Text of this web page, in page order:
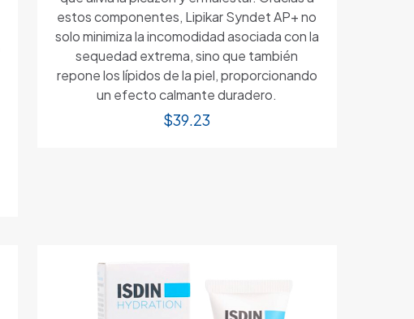
estos componentes, Lipikar Syndet AP+ no
solo minimiza la incomodidad asociada con la
sequedad extrema, sino que también
repone los lípidos de la piel, proporcionando
un efecto calmante duradero.
$39.23